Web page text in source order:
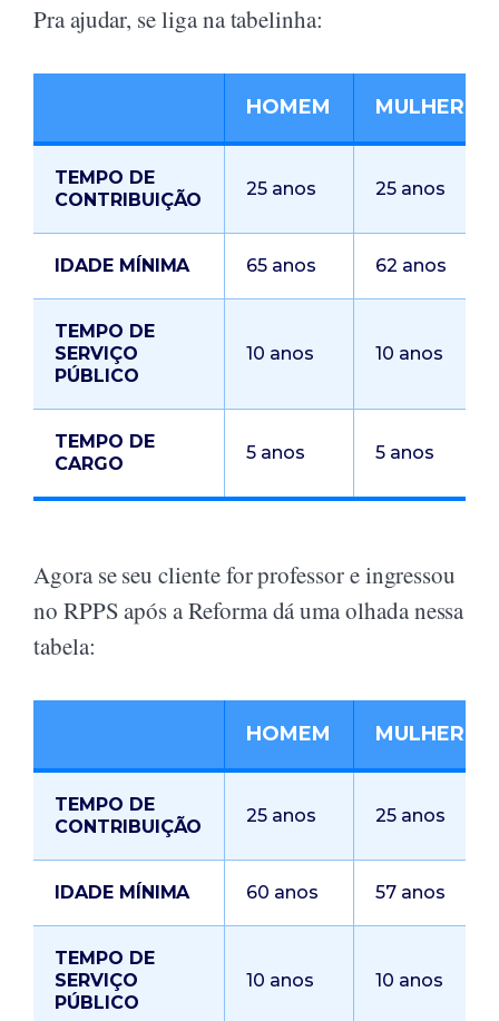
Pra ajudar, se liga na tabelinha:
HOMEM MULHER
TEMPO DE
CONTRIBUIÇÃO
25 anos 25 anos
IDADE MÍNIMA 65 anos 62 anos
TEMPO DE
SERVIÇO
PÚBLICO
10 anos 10 anos
TEMPO DE
CARGO
5 anos 5 anos
Agora se seu cliente for professor e ingressou
no RPPS após a Reforma dá uma olhada nessa
tabela:
HOMEM MULHER
TEMPO DE
CONTRIBUIÇÃO
25 anos 25 anos
IDADE MÍNIMA 60 anos 57 anos
TEMPO DE
SERVIÇO
PÚBLICO
10 anos 10 anos